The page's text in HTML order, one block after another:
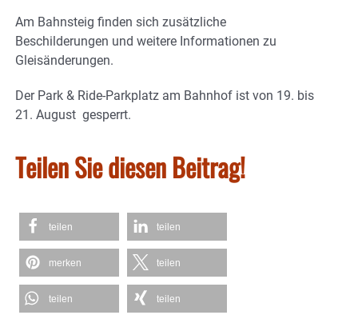
Am Bahnsteig finden sich zusätzliche
Beschilderungen und weitere Informationen zu
Gleisänderungen.
Der Park & Ride-Parkplatz am Bahnhof ist von 19. bis
21. August gesperrt.
Teilen Sie diesen Beitrag!
teilen teilen
merken teilen
teilen teilen